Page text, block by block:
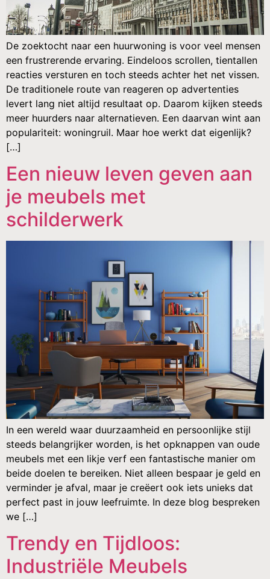
De zoektocht naar een huurwoning is voor veel mensen
een frustrerende ervaring. Eindeloos scrollen, tientallen
reacties versturen en toch steeds achter het net vissen.
De traditionele route van reageren op advertenties
levert lang niet altijd resultaat op. Daarom kijken steeds
meer huurders naar alternatieven. Een daarvan wint aan
populariteit: woningruil. Maar hoe werkt dat eigenlijk?
[…]
Een nieuw leven geven aan
je meubels met
schilderwerk
In een wereld waar duurzaamheid en persoonlijke stijl
steeds belangrijker worden, is het opknappen van oude
meubels met een likje verf een fantastische manier om
beide doelen te bereiken. Niet alleen bespaar je geld en
verminder je afval, maar je creëert ook iets unieks dat
perfect past in jouw leefruimte. In deze blog bespreken
we […]
Trendy en Tijdloos:
Industriële Meubels